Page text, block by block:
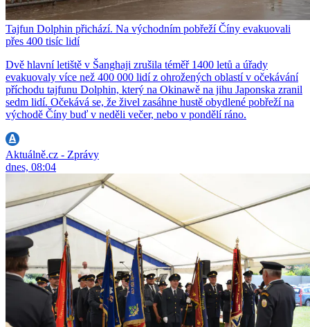
Tajfun Dolphin přichází. Na východním pobřeží Číny evakuovali
přes 400 tisíc lidí
Dvě hlavní letiště v Šanghaji zrušila téměř 1400 letů a úřady
evakuovaly více než 400 000 lidí z ohrožených oblastí v očekávání
příchodu tajfunu Dolphin, který na Okinawě na jihu Japonska zranil
sedm lidí. Očekává se, že živel zasáhne hustě obydlené pobřeží na
východě Číny buď v neděli večer, nebo v pondělí ráno.
Aktuálně.cz - Zprávy
dnes, 08:04